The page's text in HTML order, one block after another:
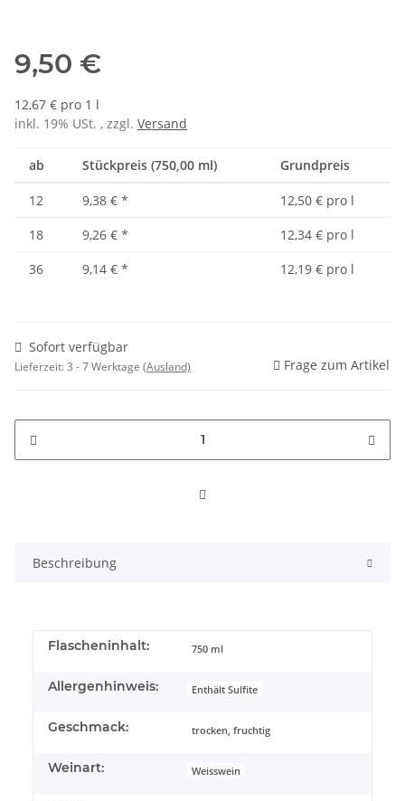
9,50 €
12,67 € pro 1 l
inkl. 19% USt. , zzgl. Versand
ab Stückpreis (750,00 ml) Grundpreis
12 9,38 € *
12,50 € pro l
18
9,26 € *
12,34 € pro l
36
9,14 € * 12,19 € pro l
Sofort verfügbar
Lieferzeit:3 - 7 Werktage (Ausland) Frage zum Artikel
Beschreibung
Flascheninhalt: 750 ml
Allergenhinweis: Enthält Sulfite
Geschmack: trocken, fruchtig
Weinart: Weisswein